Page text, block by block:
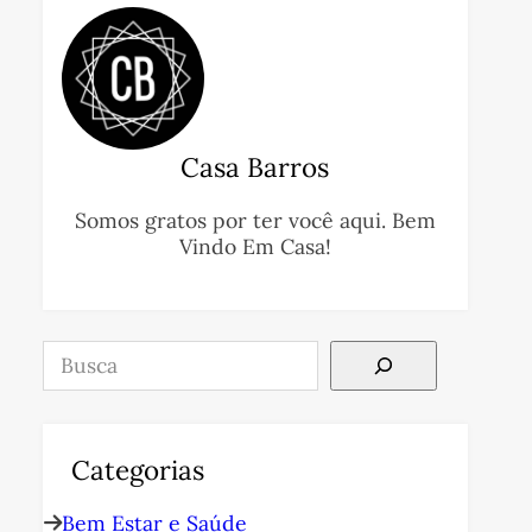
Casa Barros
Somos gratos por ter você aqui. Bem
Vindo Em Casa!
Pesquisar
Categorias
Bem Estar e Saúde